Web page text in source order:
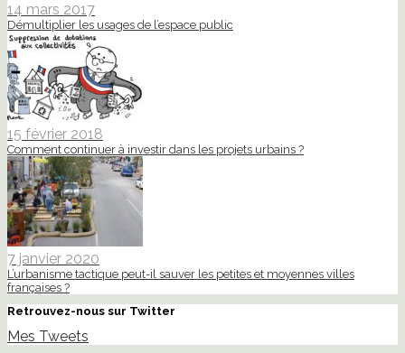
14 mars 2017
Démultiplier les usages de l’espace public
15 février 2018
Comment continuer à investir dans les projets urbains ?
7 janvier 2020
L’urbanisme tactique peut-il sauver les petites et moyennes villes
françaises ?
Retrouvez-nous sur Twitter
Mes Tweets